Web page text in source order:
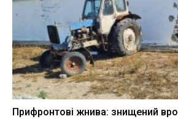
Прифронтові жнива: знищений